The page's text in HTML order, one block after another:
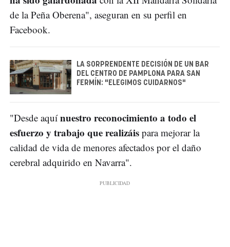
de la Peña Oberena", aseguran en su perfil en
Facebook.
LA SORPRENDENTE DECISIÓN DE UN BAR
DEL CENTRO DE PAMPLONA PARA SAN
FERMÍN: "ELEGIMOS CUIDARNOS"
"Desde aquínuestro reconocimiento a todo el
esfuerzo y trabajo que realizáis para mejorar la
calidad de vida de menores afectados por el daño
cerebral adquirido en Navarra".